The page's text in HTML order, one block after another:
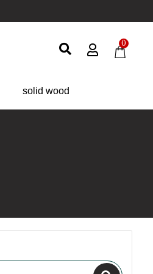
0
solid wood